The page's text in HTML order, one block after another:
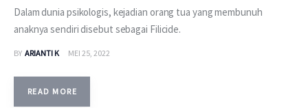
Untuk Anda
Mengapa Good Doctor
Berita
Dalam dunia psikologis, kejadian orang tua yang membunuh
anaknya sendiri disebut sebagai Filicide.
BY ARIANTI K MEI 25, 2022
READ MORE